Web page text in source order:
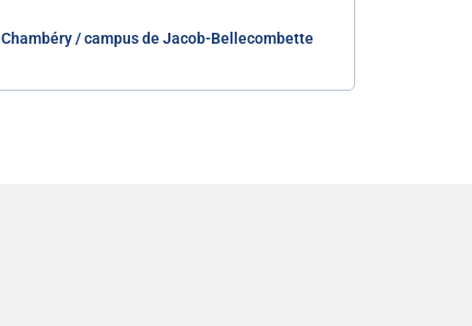
Chambéry / campus de Jacob-Bellecombette